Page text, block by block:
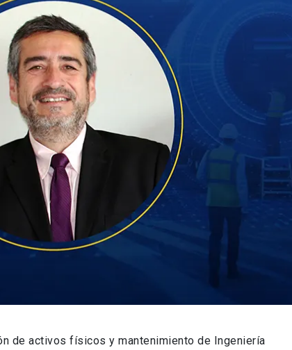
de activos físicos y mantenimiento de Ingeniería